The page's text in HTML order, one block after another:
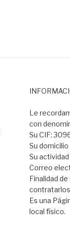
Le
con
Su CIF:
Su
Su
Correo
Finalidad
Es una
local físico.